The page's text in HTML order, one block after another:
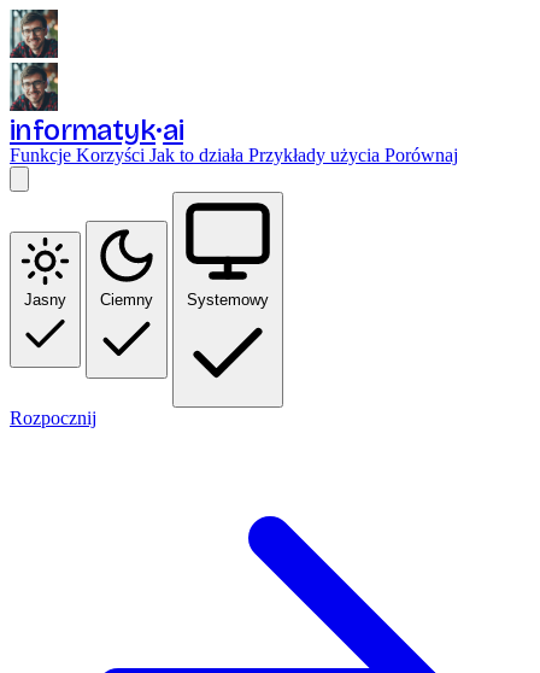
informatyk ai
Funkcje Korzyści Jak to działa Przykłady użycia Porównaj
Jasny Ciemny Systemowy
Rozpocznij